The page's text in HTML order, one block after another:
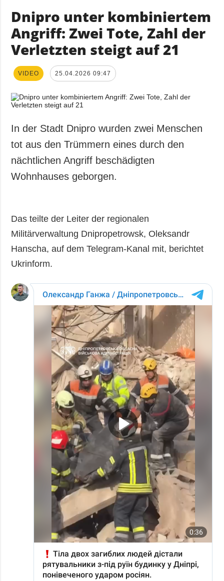
Dnipro unter kombiniertem
Angriff: Zwei Tote, Zahl der
Verletzten steigt auf 21
VIDEO 25.04.2026 09:47
In der Stadt Dnipro wurden zwei Menschen
tot aus den Trümmern eines durch den
nächtlichen Angriff beschädigten
Wohnhauses geborgen.
Das teilte der Leiter der regionalen
Militärverwaltung Dnipropetrowsk, Oleksandr
Hanscha, auf dem Telegram-Kanal mit, berichtet
Ukrinform.